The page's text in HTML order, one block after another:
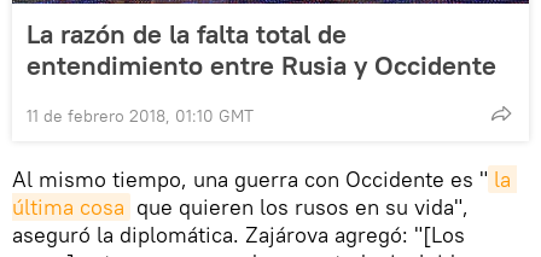
La razón de la falta total de
entendimiento entre Rusia y Occidente
11 de febrero 2018, 01:10 GMT
Al mismo tiempo, una guerra con Occidente es " la
última cosa que quieren los rusos en su vida",
aseguró la diplomática. Zajárova agregó: "[Los